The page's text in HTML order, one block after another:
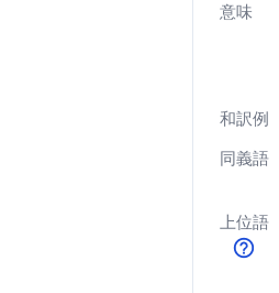
意味
和訳例
同義語
上位語